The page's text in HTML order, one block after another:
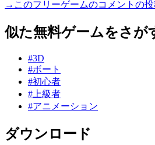
→このフリーゲームのコメントの
似た無料ゲームをさが
#3D
#ボート
#初心者
#上級者
#アニメーション
ダウンロード